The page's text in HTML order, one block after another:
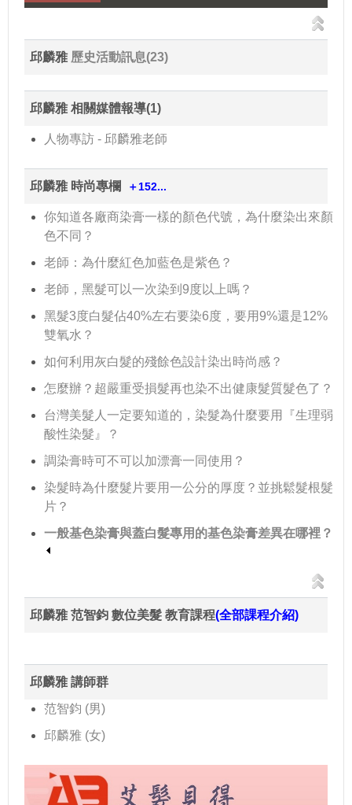
邱麟雅 歷史活動訊息(23)
邱麟雅 相關媒體報導(1)
人物專訪 - 邱麟雅老師
邱麟雅 時尚專欄 ＋152...
你知道各廠商染膏一樣的顏色代號，為什麼染出來顏
色不同？
老師：為什麼紅色加藍色是紫色？
老師，黑髮可以一次染到9度以上嗎？
黑髮3度白髮佔40%左右要染6度，要用9%還是12%
雙氧水？
如何利用灰白髮的殘餘色設計染出時尚感？
怎麼辦？超嚴重受損髮再也染不出健康髮質髮色了？
台灣美髮人一定要知道的，染髮為什麼要用『生理弱
酸性染髮』？
調染膏時可不可以加漂膏一同使用？
染髮時為什麼髮片要用一公分的厚度？並挑鬆髮根髮
片？
一般基色染膏與蓋白髮專用的基色染膏差異在哪裡？
邱麟雅 范智鈞 數位美髮 教育課程(全部課程介紹)
邱麟雅 講師群
范智鈞 (男)
邱麟雅 (女)